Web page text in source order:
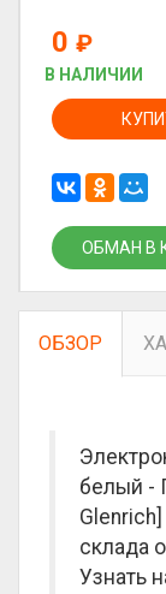
0 ₽
В НАЛИЧИИ
ОБМАН В
ОБЗОР
белый -
склада
Узнать